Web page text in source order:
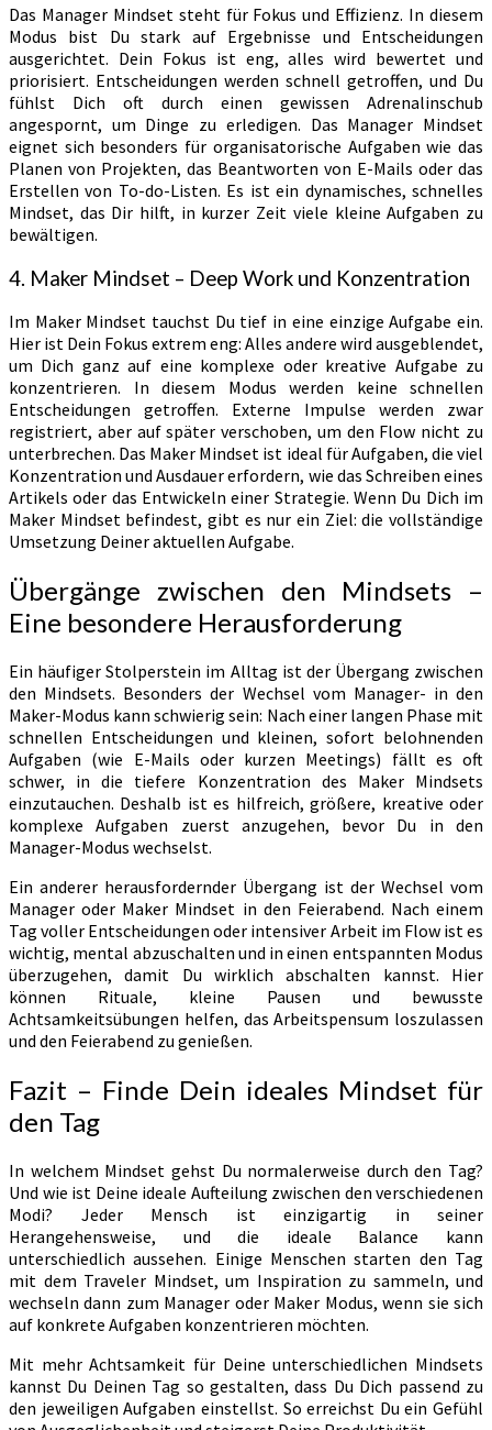
Das Manager Mindset steht für Fokus und Effizienz. In diesem
Modus bist Du stark auf Ergebnisse und Entscheidungen
ausgerichtet. Dein Fokus ist eng, alles wird bewertet und
priorisiert. Entscheidungen werden schnell getroffen, und Du
fühlst Dich oft durch einen gewissen Adrenalinschub
angespornt, um Dinge zu erledigen. Das Manager Mindset
eignet sich besonders für organisatorische Aufgaben wie das
Planen von Projekten, das Beantworten von E-Mails oder das
Erstellen von To-do-Listen. Es ist ein dynamisches, schnelles
Mindset, das Dir hilft, in kurzer Zeit viele kleine Aufgaben zu
bewältigen.
4. Maker Mindset – Deep Work und Konzentration
Im Maker Mindset tauchst Du tief in eine einzige Aufgabe ein.
Hier ist Dein Fokus extrem eng: Alles andere wird ausgeblendet,
um Dich ganz auf eine komplexe oder kreative Aufgabe zu
konzentrieren. In diesem Modus werden keine schnellen
Entscheidungen getroffen. Externe Impulse werden zwar
registriert, aber auf später verschoben, um den Flow nicht zu
unterbrechen. Das Maker Mindset ist ideal für Aufgaben, die viel
Konzentration und Ausdauer erfordern, wie das Schreiben eines
Artikels oder das Entwickeln einer Strategie. Wenn Du Dich im
Maker Mindset befindest, gibt es nur ein Ziel: die vollständige
Umsetzung Deiner aktuellen Aufgabe.
Übergänge zwischen den Mindsets –
Eine besondere Herausforderung
Ein häufiger Stolperstein im Alltag ist der Übergang zwischen
den Mindsets. Besonders der Wechsel vom Manager- in den
Maker-Modus kann schwierig sein: Nach einer langen Phase mit
schnellen Entscheidungen und kleinen, sofort belohnenden
Aufgaben (wie E-Mails oder kurzen Meetings) fällt es oft
schwer, in die tiefere Konzentration des Maker Mindsets
einzutauchen. Deshalb ist es hilfreich, größere, kreative oder
komplexe Aufgaben zuerst anzugehen, bevor Du in den
Manager-Modus wechselst.
Ein anderer herausfordernder Übergang ist der Wechsel vom
Manager oder Maker Mindset in den Feierabend. Nach einem
Tag voller Entscheidungen oder intensiver Arbeit im Flow ist es
wichtig, mental abzuschalten und in einen entspannten Modus
überzugehen, damit Du wirklich abschalten kannst. Hier
können Rituale, kleine Pausen und bewusste
Achtsamkeitsübungen helfen, das Arbeitspensum loszulassen
und den Feierabend zu genießen.
Fazit – Finde Dein ideales Mindset für
den Tag
In welchem Mindset gehst Du normalerweise durch den Tag?
Und wie ist Deine ideale Aufteilung zwischen den verschiedenen
Modi? Jeder Mensch ist einzigartig in seiner
Herangehensweise, und die ideale Balance kann
unterschiedlich aussehen. Einige Menschen starten den Tag
mit dem Traveler Mindset, um Inspiration zu sammeln, und
wechseln dann zum Manager oder Maker Modus, wenn sie sich
auf konkrete Aufgaben konzentrieren möchten.
Mit mehr Achtsamkeit für Deine unterschiedlichen Mindsets
kannst Du Deinen Tag so gestalten, dass Du Dich passend zu
den jeweiligen Aufgaben einstellst. So erreichst Du ein Gefühl